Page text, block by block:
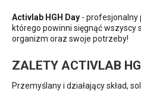
Activlab HGH Day - profesjonalny
którego powinni sięgnąć wszyscy
organizm oraz swoje potrzeby!
ZALETY ACTIVLAB
Przemyślany i działający skład,